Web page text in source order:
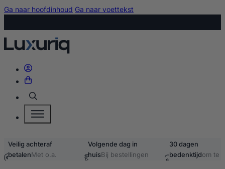
Ga naar hoofdinhoud Ga naar voettekst
Zoeken
Veilig achteraf
betalenMet o.a.
Volgende dag in
huisBij bestellingen
30 dagen
bedenktijdom te